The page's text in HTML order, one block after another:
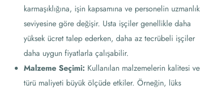
karmaşıklığına, işin kapsamına ve personelin uzmanlık
seviyesine göre değişir. Usta işçiler genellikle daha
yüksek ücret talep ederken, daha az tecrübeli işçiler
daha uygun fiyatlarla çalışabilir.
Malzeme Seçimi: Kullanılan malzemelerin kalitesi ve
türü maliyeti büyük ölçüde etkiler. Örneğin, lüks